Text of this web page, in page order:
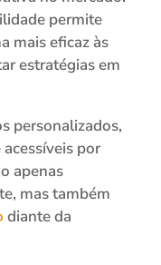
permite
mais eficaz às
estratégias em
personalizados,
por
apenas
mas também
diante da